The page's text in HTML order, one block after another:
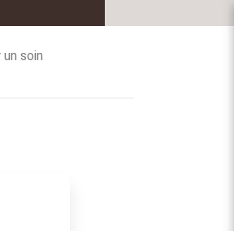
soin